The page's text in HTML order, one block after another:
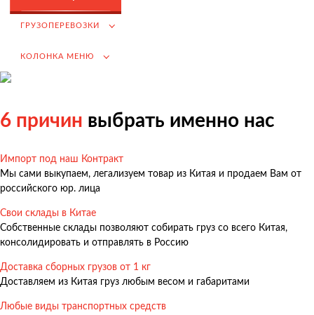
ГРУЗОПЕРЕВОЗКИ
КОЛОНКА МЕНЮ
Грузоперевозки
Грузоперевозки из Китая
Международные перевозки
Автомобильные перевозки
Железнодорожные перевозки
Морские и речные перевозки
6 причин выбрать именно нас
Импорт под наш Контракт
Мы сами выкупаем, легализуем товар из Китая и продаем Вам от
российского юр. лица
Свои склады в Китае
Собственные склады позволяют собирать груз со всего Китая,
консолидировать и отправлять в Россию
Доставка сборных грузов от 1 кг
Доставляем из Китая груз любым весом и габаритами
Любые виды транспортных средств